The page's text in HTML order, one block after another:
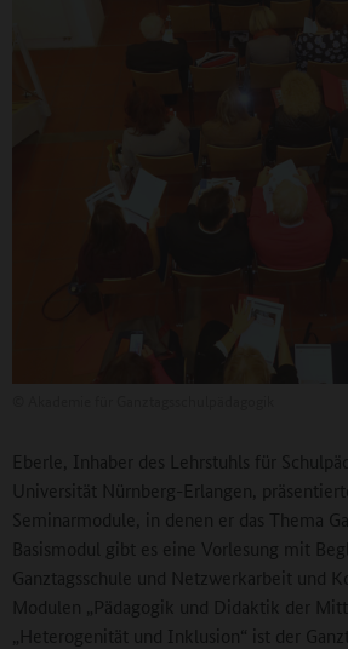
Eberle, Inhaber des Lehrstuhls für
Universität Nürnberg-Erlangen,
Seminarmodule, in denen er das Thema
Basismodul gibt es eine Vorlesung mit
Ganztagsschule und Netzwerkarbeit und
Modulen „Pädagogik und Didaktik der
„Heterogenität und Inklusion“ ist der